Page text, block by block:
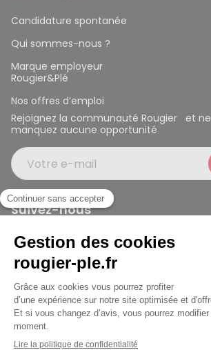
Candidature spontanée
Qui sommes-nous ?
Marque employeur
Rougier&Plé
Nos offres d’emploi
Rejoignez la communauté Rougier et ne
manquez aucune opportunité
Votre e-mail
Suivez-nous
Rougier et Plé 2024 Copyright